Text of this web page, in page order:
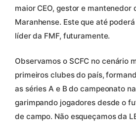
maior CEO, gestor e mantenedor
Maranhense. Este que até
líder da FMF, futuramente.
Observamos o SCFC no cenário
primeiros clubes do país,
as séries A e B do campeonato
garimpando jogadores desde o
de campo. Não esqueçamos da